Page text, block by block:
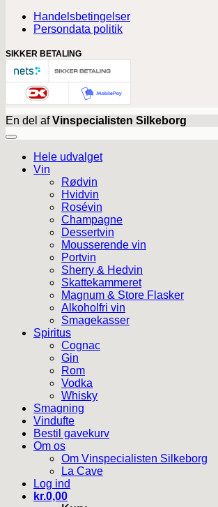
Handelsbetingelser
Persondata politik
SIKKER BETALING
En del afVinspecialisten Silkeborg
Hele udvalget
Vin
Rødvin
Hvidvin
Rosévin
Champagne
Dessertvin
Mousserende vin
Portvin
Sherry & Hedvin
Skattekammeret
Magnum & Store Flasker
Alkoholfri vin
Smagekasser
Spiritus
Cognac
Gin
Rom
Vodka
Whisky
Smagning
Vindufte
Bestil gavekurv
Om os
Om Vinspecialisten Silkeborg
La Cave
Log ind
kr.0,00